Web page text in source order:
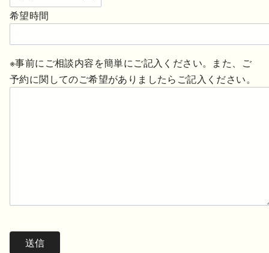
希望時間
※事前にご相談内容を簡単にご記入ください。また、ご
予約に関してのご希望がありましたらご記入ください。